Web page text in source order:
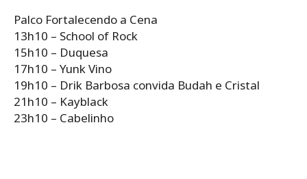
Palco Fortalecendo a Cena
13h10 – School of Rock
15h10 – Duquesa
17h10 – Yunk Vino
19h10 – Drik Barbosa convida Budah e Cristal
21h10 – Kayblack
23h10 – Cabelinho